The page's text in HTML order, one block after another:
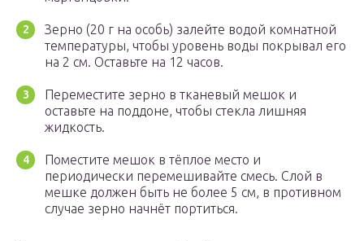
Зерно (20 г на особь) залейте водой комнатной
температуры, чтобы уровень воды покрывал его
на 2 см. Оставьте на 12 часов.
Переместите зерно в тканевый мешок и
оставьте на поддоне, чтобы стекла лишняя
жидкость.
Поместите мешок в тёплое место и
периодически перемешивайте смесь. Слой в
мешке должен быть не более 5 см, в противном
случае зерно начнёт портиться.